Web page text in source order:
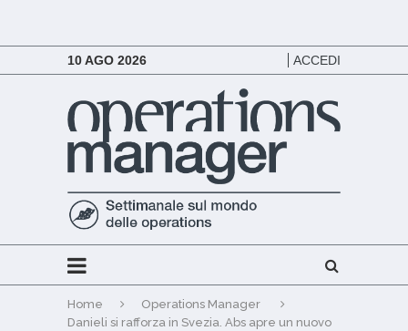
10 AGO 2026 ACCEDI
Home
Operations Manager
Danieli si rafforza in Svezia. Abs apre un nuovo